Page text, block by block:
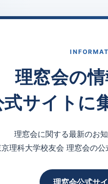
理窓会の
式サイトに
理窓会に関する最新のお
理科大学校友会 理窓会の公
理窓会公式サ